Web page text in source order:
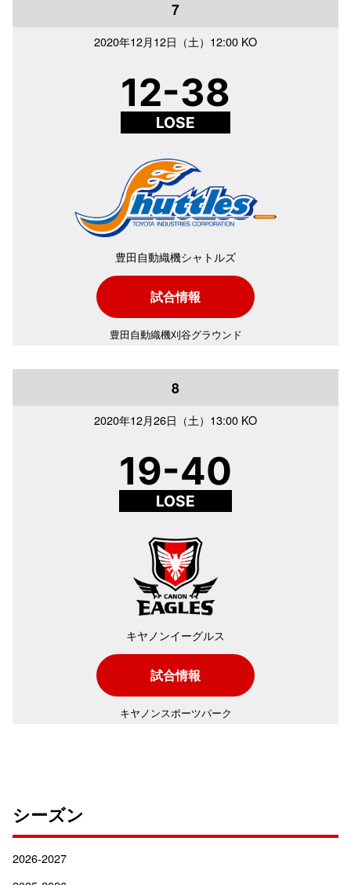
7
2020年12月12日（土） 12:00 KO
12-38
LOSE
豊田自動織機シャトルズ
試合情報
豊田自動織機刈谷グラウンド
8
2020年12月26日（土） 13:00 KO
19-40
LOSE
キヤノンイーグルス
試合情報
キヤノンスポーツパーク
シーズン
2026-2027